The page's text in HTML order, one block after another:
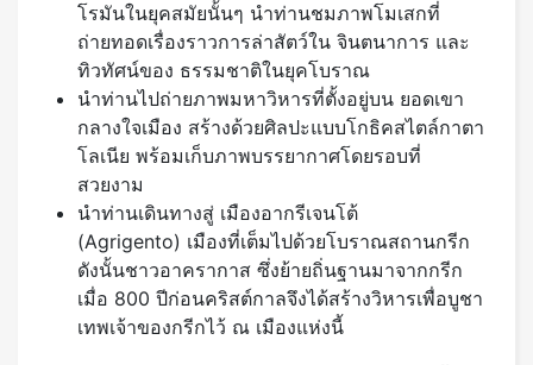
โรมันในยุคสมัยนั้นๆ นำท่านชมภาพโมเสกที่
ถ่ายทอดเรื่องราวการล่าสัตว์ใน จินตนาการ และ
ทิวทัศน์ของ ธรรมชาติในยุคโบราณ
นำท่านไปถ่ายภาพมหาวิหารที่ตั้งอยู่บน ยอดเขา
กลางใจเมือง สร้างด้วยศิลปะแบบโกธิคสไตล์กาตา
โลเนีย พร้อมเก็บภาพบรรยากาศโดยรอบที่
สวยงาม
นำท่านเดินทางสู่ เมืองอากรีเจนโต้
(Agrigento) เมืองที่เต็มไปด้วยโบราณสถานกรีก
ดังนั้นชาวอาครากาส ซึ่งย้ายถิ่นฐานมาจากกรีก
เมื่อ 800 ปีก่อนคริสต์กาลจึงได้สร้างวิหารเพื่อบูชา
เทพเจ้าของกรีกไว้ ณ เมืองแห่งนี้